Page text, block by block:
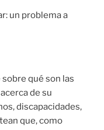
un problema a
qué son las
de su
discapacidades,
que, como